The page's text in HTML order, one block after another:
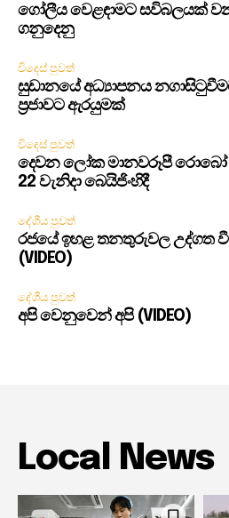
ගෝලීය වෙළඳාමට සවිබලයක්
ගනුදෙනු
විදෙස් පුවත්
සුඩානයේ අධ්‍යාපනය
ප්‍රජාවට ඇරයුමක්
විදෙස් පුවත්
දෙවන ලෝක මානවරූපී රොබෝ
22 වැනිදා බෙයිජිංහිදී
දේශීය පුවත්
රජයේ ඉහළ තනතුරුවල උද්ගත වී
(VIDEO)
දේශීය පුවත්
අපි වෙනුවෙන් අපි (VIDEO)
Local News